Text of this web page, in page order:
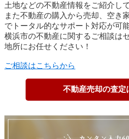
土地などの不動産情報をご紹介し
また不動産の購入から売却、空き
でトータル的なサポート対応が可能
横浜市の不動産に関するご相談は
地所にお任せください！
ご相談はこちらから
不動産売却の査定